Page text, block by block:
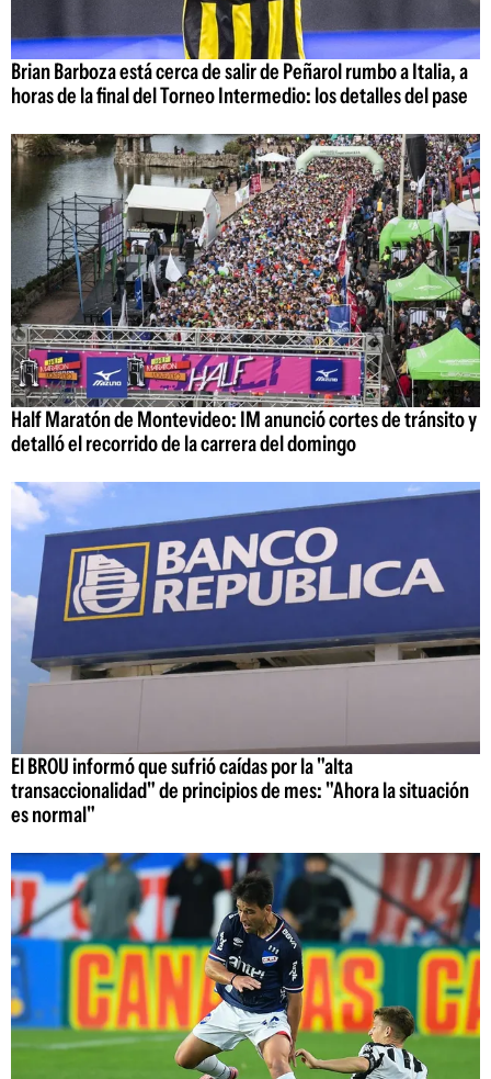
Brian Barboza está cerca de salir de Peñarol rumbo a Italia, a
horas de la final del Torneo Intermedio: los detalles del pase
Half Maratón de Montevideo: IM anunció cortes de tránsito y
detalló el recorrido de la carrera del domingo
El BROU informó que sufrió caídas por la "alta
transaccionalidad" de principios de mes: "Ahora la situación
es normal"